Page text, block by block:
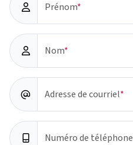
Prénom
Nom
Adresse de courriel
Numéro de téléphone